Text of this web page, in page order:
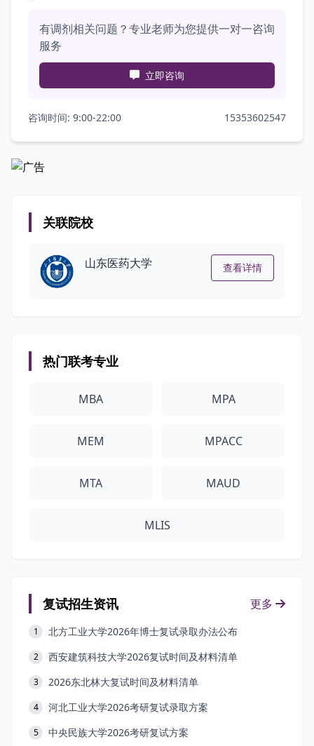
有调剂相关问题？专业老师为您提供一对一咨询
服务
立即咨询
咨询时间: 9:00-22:00 15353602547
关联院校
山东医药大学 查看详情
热门联考专业
MBA MPA
MEM MPACC
MTA MAUD
MLIS
复试招生资讯 更多
1 北方工业大学2026年博士复试录取办法公布
2 西安建筑科技大学2026复试时间及材料清单
3 2026东北林大复试时间及材料清单
4 河北工业大学2026考研复试录取方案
5 中央民族大学2026考研复试方案